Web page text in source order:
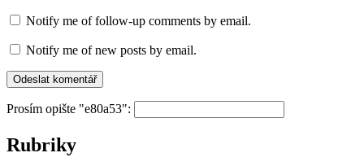
Notify me of follow-up comments by email.
Notify me of new posts by email.
Prosím opište "e80a53":
Rubriky